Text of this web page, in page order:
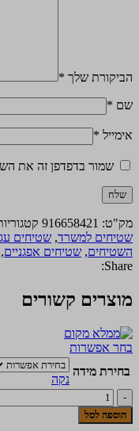
הביקורת שלך *
שם *
אימייל *
שמור בדפדפן זה את
מק"ט: 916658421
שטיחים למשרד, שטיחים
השטיחים, שטיחים אפגניים,
Share:
מוצרים קשורים
בחר אפשרות
זה
יש
מספר
סוגים.
בחירת מידה
נקה
כמות
של
שטיח
הוספה לסל